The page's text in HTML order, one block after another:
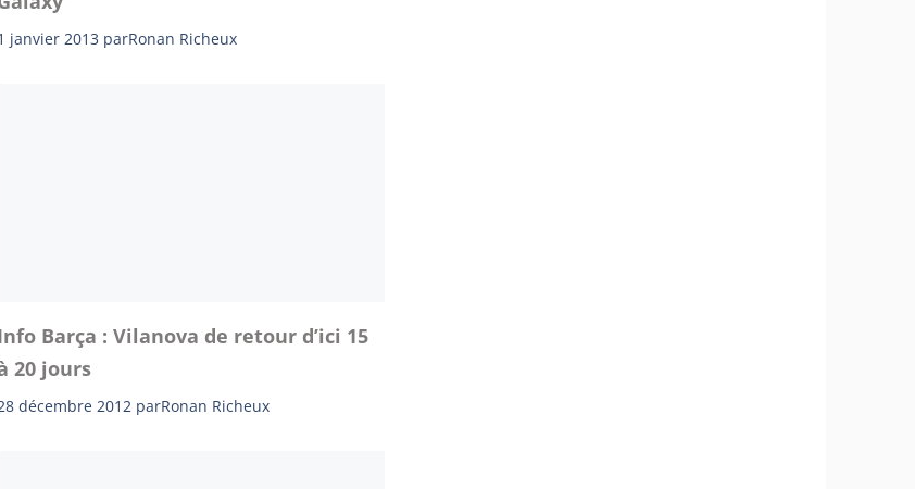
janvier 2013 parRonan Richeux
Barça : Vilanova de retour d’ici 15
20 jours
décembre 2012 parRonan Richeux